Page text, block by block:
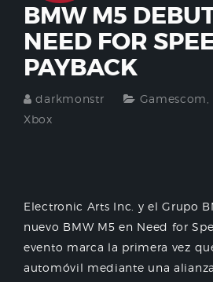
BMW M5
NEED FOR
PAYBACK
darkmonstr Gamescom
Xbox
Electronic Arts Inc. y el Grupo
nuevo BMW M5 en Need for
evento marca la primera vez
automóvil mediante una